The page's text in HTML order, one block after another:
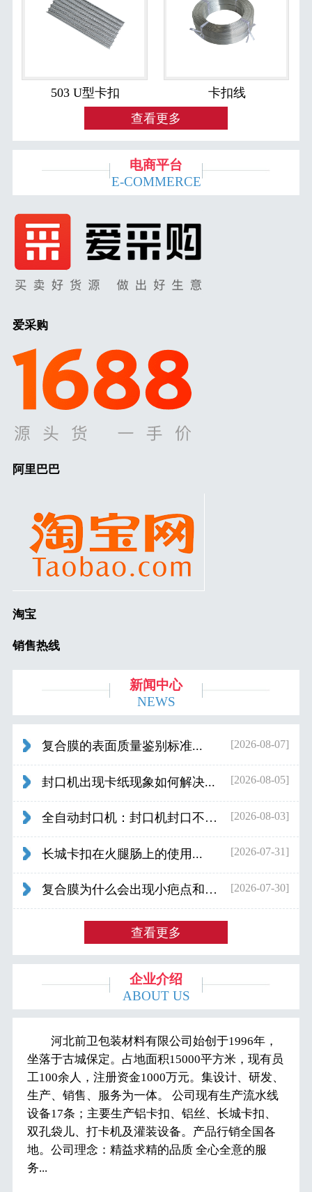
503 U型卡扣
卡扣线
查看更多
电商平台
E-COMMERCE
爱采购
阿里巴巴
淘宝
销售热线
新闻中心
NEWS
复合膜的表面质量鉴别标准... [2026-08-07]
封口机出现卡纸现象如何解决... [2026-08-05]
全自动封口机：封口机封口不好应检查什... [2026-08-03]
长城卡扣在火腿肠上的使用... [2026-07-31]
复合膜为什么会出现小疤点和波浪纹... [2026-07-30]
查看更多
企业介绍
ABOUT US
河北前卫包装材料有限公司始创于1996年，
坐落于古城保定。占地面积15000平方米，现有员
工100余人，注册资金1000万元。集设计、研发、
生产、销售、服务为一体。 公司现有生产流水线
设备17条；主要生产铝卡扣、铝丝、长城卡扣、
双孔袋儿、打卡机及灌装设备。产品行销全国各
地。公司理念：精益求精的品质 全心全意的服
务...